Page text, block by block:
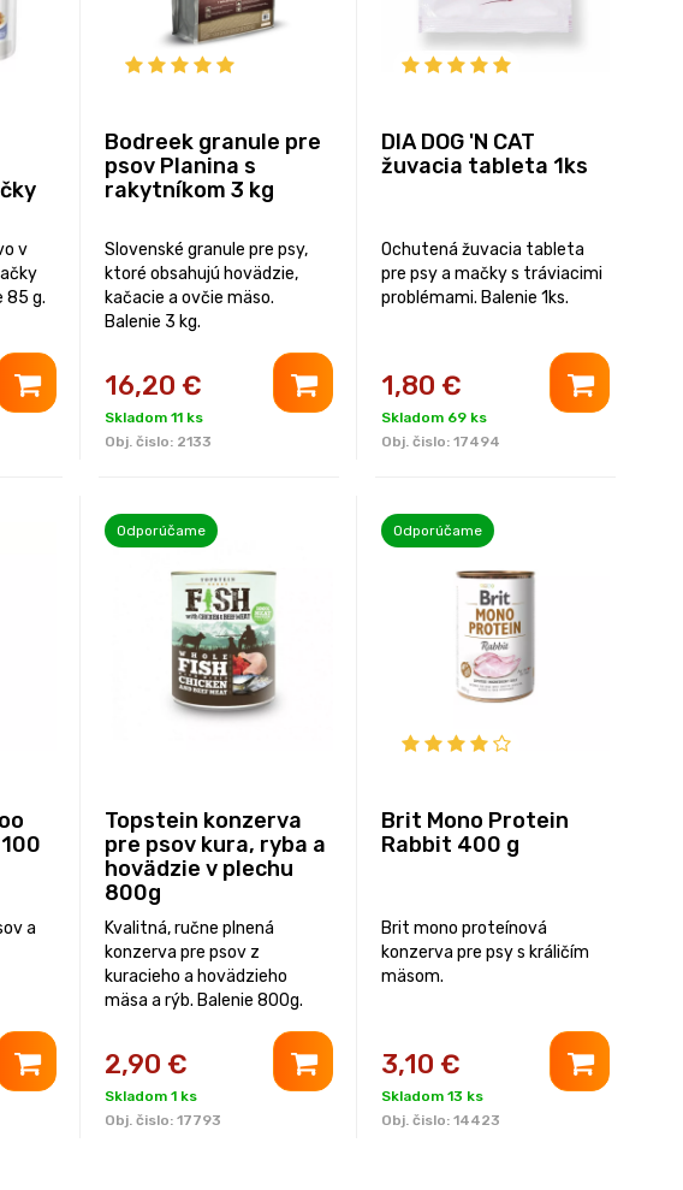
v
85 g.
Bodreek granule pre
psov Planina s
rakytníkom 3 kg
Slovenské granule pre psy,
ktoré obsahujú hovädzie,
kačacie a ovčie mäso.
Balenie 3 kg.
16,20 €
Skladom 11 ks
Obj. čislo: 2133
DIA DOG 'N CAT
žuvacia tableta 1ks
Ochutená žuvacia tableta
pre psy a mačky s tráviacimi
problémami. Balenie 1ks.
1,80 €
Skladom 69 ks
Obj. čislo: 17494
a
Odporúčame
Topstein konzerva
pre psov kura, ryba a
hovädzie v plechu
800g
Kvalitná, ručne plnená
konzerva pre psov z
kuracieho a hovädzieho
mäsa a rýb. Balenie 800g.
2,90 €
Skladom 1 ks
Obj. čislo: 17793
Odporúčame
Brit Mono Protein
Rabbit 400 g
Brit mono proteínová
konzerva pre psy s králičím
mäsom.
3,10 €
Skladom 13 ks
Obj. čislo: 14423